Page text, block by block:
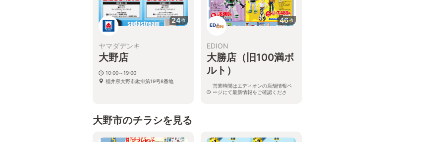
24枚
ヤマダデンキ
大野店
10:00～19:00
福井県大野市鍬掛第19号8番地
46枚
EDION
大勝店（旧100満ボ
ルト）
営業時間はエディオンの店舗情報ペ
ージにて最新情報をご確認くださ
い。
大野市のチラシを見る